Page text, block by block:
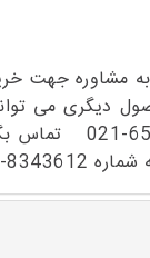
مشاوره جهت
دیگری می
تماس
پیام دهید.